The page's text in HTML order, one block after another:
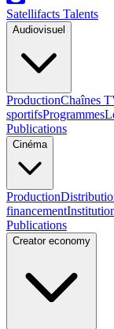
Satellifacts Talents
Audiovisuel
ProductionChaînes
sportifsProgrammes
Publications
Cinéma
Production
financement
Publications
Creator economy